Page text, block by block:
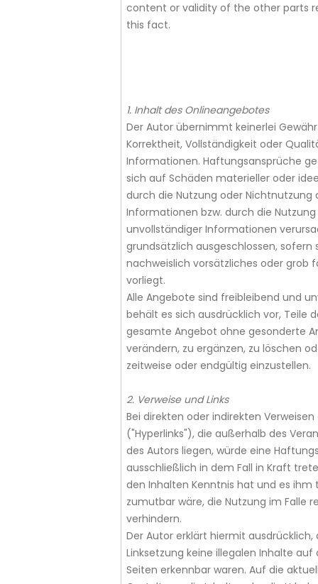
content or validity of the other parts
this fact.
1. Inhalt des Onlineangebotes
Der Autor übernimmt keinerlei
Korrektheit, Vollständigkeit oder
Informationen. Haftungsansprüche
sich auf Schäden materieller oder
durch die Nutzung oder Nichtnutzung
Informationen bzw. durch die
unvollständiger Informationen
grundsätzlich ausgeschlossen, sofern
nachweislich vorsätzliches oder grob
vorliegt.
Alle Angebote sind freibleibend und
behält es sich ausdrücklich vor, Teile
gesamte Angebot ohne gesonderte
verändern, zu ergänzen, zu löschen
zeitweise oder endgültig einzustellen.
2. Verweise und Links
Bei direkten oder indirekten
("Hyperlinks"), die außerhalb des
des Autors liegen, würde eine
ausschließlich in dem Fall in Kraft
den Inhalten Kenntnis hat und es
zumutbar wäre, die Nutzung im Falle
verhindern.
Der Autor erklärt hiermit
Linksetzung keine illegalen Inhalte auf
Seiten erkennbar waren. Auf die